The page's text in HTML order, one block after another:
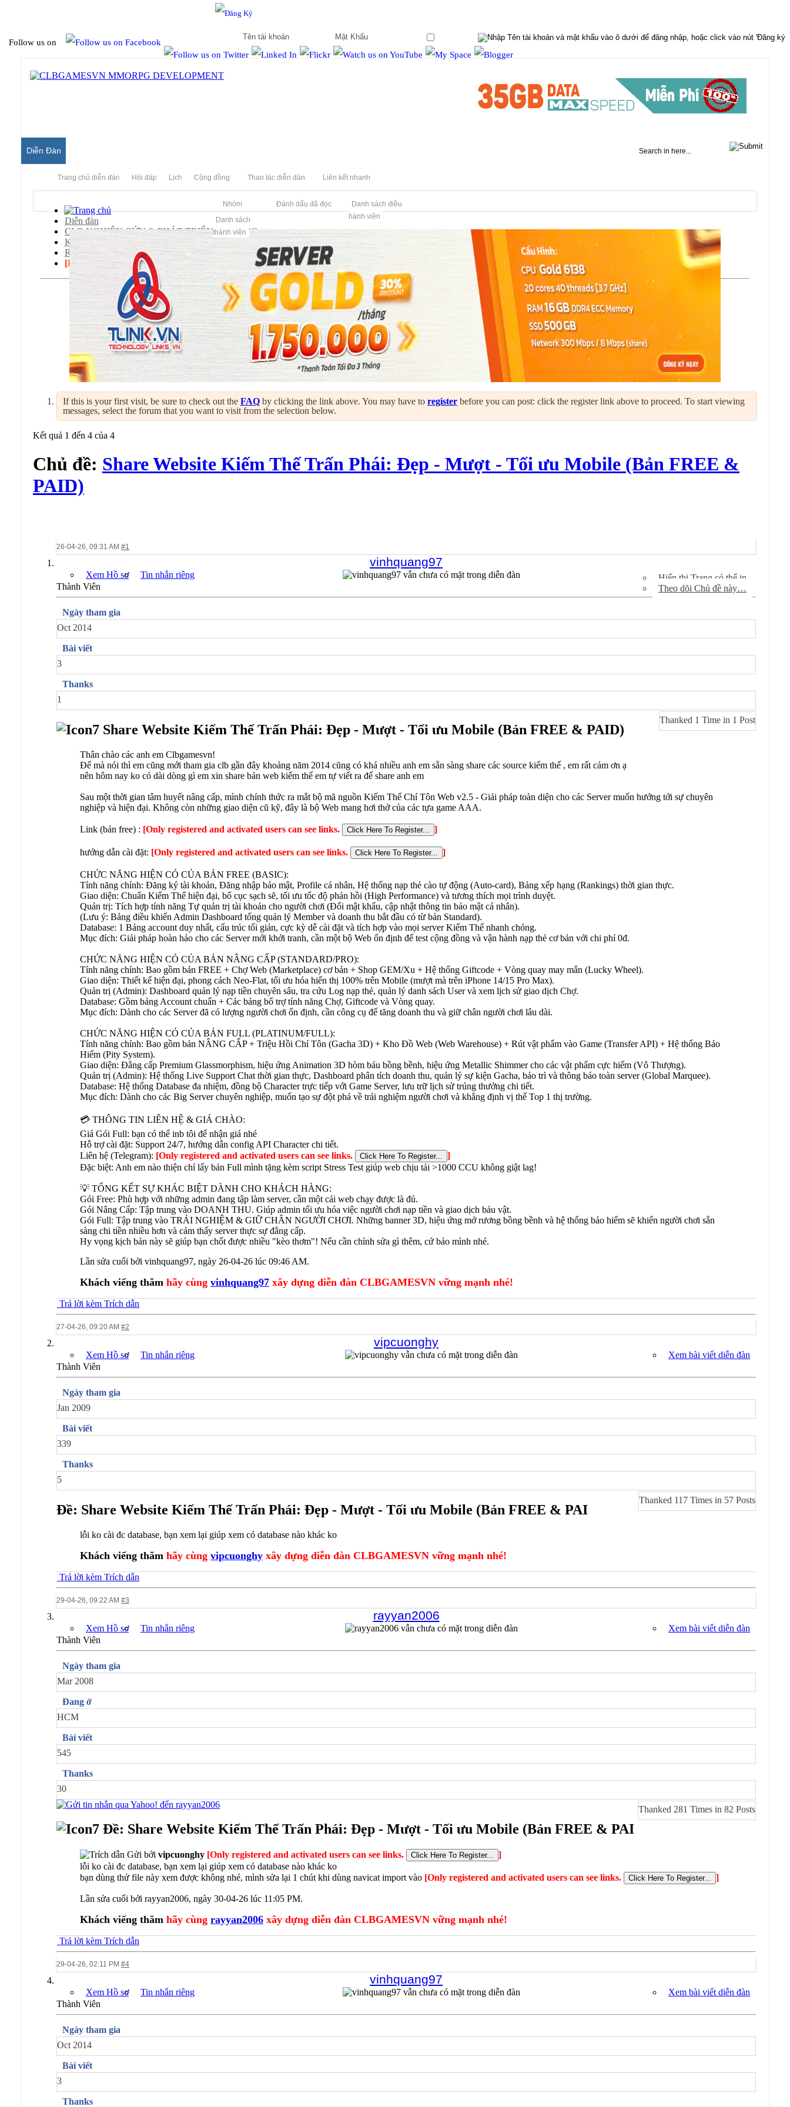
Follow us on
Diễn Đàn
Trang chủ diễn đàn Hỏi đáp Lịch Cộng đồng
Nhóm
Danh sách
thành viên
Thao tác diễn đàn
Đánh dấu đã đọc
Liên kết nhanh
Danh sách điều
hành viên
Diễn đàn
CLB NGHIÊN CỨU & PHÁT TRIỂN MMORPG
Kiếm Thế Server
Releases
[KT]
Share Website Kiếm Thế Trấn Phái: Đẹp - Mượt - Tối ưu Mobile (Bản FREE & PAID)
If this is your first visit, be sure to check out the FAQ by clicking the link above. You may have to register before you can post: click the register link above to proceed. To start viewing
messages, select the forum that you want to visit from the selection below.
Kết quả 1 đến 4 của 4
Chủ đề: Share Website Kiếm Thế Trấn Phái: Đẹp - Mượt - Tối ưu Mobile (Bản FREE &
PAID)
Hiển thị Trang có thể in
Theo dõi Chủ đề này…
26-04-26, 09:31 AM #1
vinhquang97
Xem Hồ sơ Xem bài viết diễn đàn
Tin nhắn riêng
Thành Viên
Ngày tham gia
Oct 2014
Bài viết
3
Thanks
1
Thanked 1 Time in 1 Post
Share Website Kiếm Thế Trấn Phái: Đẹp - Mượt - Tối ưu Mobile (Bản FREE & PAID)
Thân chào các anh em Clbgamesvn!
Để mà nói thì em cũng mới tham gia clb gần đây khoảng năm 2014 cũng có khá nhiều anh em sẵn sàng share các source kiếm thế , em rất cảm ơn ạ
nên hôm nay ko có dài dòng gì em xin share bản web kiếm thế em tự viết ra để share anh em
Sau một thời gian tâm huyết nâng cấp, mình chính thức ra mắt bộ mã nguồn Kiếm Thế Chí Tôn Web v2.5 - Giải pháp toàn diện cho các Server muốn hướng tới sự chuyên
nghiệp và hiện đại. Không còn những giao diện cũ kỹ, đây là bộ Web mang hơi thở của các tựa game AAA.
Link (bản free) : [Only registered and activated users can see links. ]
hướng dẫn cài đặt: [Only registered and activated users can see links. ]
CHỨC NĂNG HIỆN CÓ CỦA BẢN FREE (BASIC):
Tính năng chính: Đăng ký tài khoản, Đăng nhập bảo mật, Profile cá nhân, Hệ thống nạp thẻ cào tự động (Auto-card), Bảng xếp hạng (Rankings) thời gian thực.
Giao diện: Chuẩn Kiếm Thế hiện đại, bố cục sạch sẽ, tối ưu tốc độ phản hồi (High Performance) và tương thích mọi trình duyệt.
Quản trị: Tích hợp tính năng Tự quản trị tài khoản cho người chơi (Đổi mật khẩu, cập nhật thông tin bảo mật cá nhân).
(Lưu ý: Bảng điều khiển Admin Dashboard tổng quản lý Member và doanh thu bắt đầu có từ bản Standard).
Database: 1 Bảng account duy nhất, cấu trúc tối giản, cực kỳ dễ cài đặt và tích hợp vào mọi server Kiếm Thế nhanh chóng.
Mục đích: Giải pháp hoàn hảo cho các Server mới khởi tranh, cần một bộ Web ổn định để test cộng đồng và vận hành nạp thẻ cơ bản với chi phí 0đ.
CHỨC NĂNG HIỆN CÓ CỦA BẢN NÂNG CẤP (STANDARD/PRO):
Tính năng chính: Bao gồm bản FREE + Chợ Web (Marketplace) cơ bản + Shop GEM/Xu + Hệ thống Giftcode + Vòng quay may mắn (Lucky Wheel).
Giao diện: Thiết kế hiện đại, phong cách Neo-Flat, tối ưu hóa hiển thị 100% trên Mobile (mượt mà trên iPhone 14/15 Pro Max).
Quản trị (Admin): Dashboard quản lý nạp tiền chuyên sâu, tra cứu Log nạp thẻ, quản lý danh sách User và xem lịch sử giao dịch Chợ.
Database: Gồm bảng Account chuẩn + Các bảng bổ trợ tính năng Chợ, Giftcode và Vòng quay.
Mục đích: Dành cho các Server đã có lượng người chơi ổn định, cần công cụ để tăng doanh thu và giữ chân người chơi lâu dài.
CHỨC NĂNG HIỆN CÓ CỦA BẢN FULL (PLATINUM/FULL):
Tính năng chính: Bao gồm bản NÂNG CẤP + Triệu Hồi Chí Tôn (Gacha 3D) + Kho Đồ Web (Web Warehouse) + Rút vật phẩm vào Game (Transfer API) + Hệ thống Bảo
Hiểm (Pity System).
Giao diện: Đẳng cấp Premium Glassmorphism, hiệu ứng Animation 3D hòm báu bồng bềnh, hiệu ứng Metallic Shimmer cho các vật phẩm cực hiếm (Vô Thượng).
Quản trị (Admin): Hệ thống Live Support Chat thời gian thực, Dashboard phân tích doanh thu, quản lý sự kiện Gacha, bảo trì và thông báo toàn server (Global Marquee).
Database: Hệ thống Database đa nhiệm, đồng bộ Character trực tiếp với Game Server, lưu trữ lịch sử trúng thưởng chi tiết.
Mục đích: Dành cho các Big Server chuyên nghiệp, muốn tạo sự đột phá về trải nghiệm người chơi và khẳng định vị thế Top 1 thị trường.
💳 THÔNG TIN LIÊN HỆ & GIÁ CHÀO:
Giá Gói Full: bạn có thể inb tôi để nhận giá nhé
Hỗ trợ cài đặt: Support 24/7, hướng dẫn config API Character chi tiết.
Liên hệ (Telegram): [Only registered and activated users can see links.
]
Đặc biệt: Anh em nào thiện chí lấy bản Full mình tặng kèm script Stress Test giúp web chịu tải >1000 CCU không giật lag!
💡 TỔNG KẾT SỰ KHÁC BIỆT DÀNH CHO KHÁCH HÀNG:
Gói Free: Phù hợp với những admin đang tập làm server, cần một cái web chạy được là đủ.
Gói Nâng Cấp: Tập trung vào DOANH THU. Giúp admin tối ưu hóa việc người chơi nạp tiền và giao dịch báu vật.
Gói Full: Tập trung vào TRẢI NGHIỆM & GIỮ CHÂN NGƯỜI CHƠI. Những banner 3D, hiệu ứng mở rương bồng bềnh và hệ thống bảo hiểm sẽ khiến người chơi sẵn
sàng chi tiền nhiều hơn và cảm thấy server thực sự đẳng cấp.
Hy vọng kịch bản này sẽ giúp bạn chốt được nhiều "kèo thơm"! Nếu cần chỉnh sửa gì thêm, cứ bảo mình nhé.
Lần sửa cuối bởi vinhquang97, ngày 26-04-26 lúc 09:46 AM.
Khách viếng thăm hãy cùng vinhquang97 xây dựng diễn đàn CLBGAMESVN vững mạnh nhé!
Trả lời kèm Trích dẫn
27-04-26, 09:20 AM #2
vipcuonghy
Xem Hồ sơ Xem bài viết diễn đàn
Tin nhắn riêng
Thành Viên
Ngày tham gia
Jan 2009
Bài viết
339
Thanks
5
Thanked 117 Times in 57 Posts
Ðề: Share Website Kiếm Thế Trấn Phái: Đẹp - Mượt - Tối ưu Mobile (Bản FREE & PAI
lỗi ko cài đc database, bạn xem lại giúp xem có database nào khác ko
Khách viếng thăm hãy cùng vipcuonghy xây dựng diễn đàn CLBGAMESVN vững mạnh nhé!
Trả lời kèm Trích dẫn
29-04-26, 09:22 AM #3
rayyan2006
Xem Hồ sơ Xem bài viết diễn đàn
Tin nhắn riêng
Thành Viên
Ngày tham gia
Mar 2008
Đang ở
HCM
Bài viết
545
Thanks
30
Thanked 281 Times in 82 Posts
Ðề: Share Website Kiếm Thế Trấn Phái: Đẹp - Mượt - Tối ưu Mobile (Bản FREE & PAI
Gửi bởi vipcuonghy [Only registered and activated users can see links.
]
lỗi ko cài đc database, bạn xem lại giúp xem có database nào khác ko
bạn dùng thử file này xem được không nhé, mình sửa lại 1 chút khi dùng navicat import vào [Only registered and activated users can see links. ]
Lần sửa cuối bởi rayyan2006, ngày 30-04-26 lúc 11:05 PM.
Khách viếng thăm hãy cùng rayyan2006 xây dựng diễn đàn CLBGAMESVN vững mạnh nhé!
Trả lời kèm Trích dẫn
29-04-26, 02:11 PM #4
vinhquang97
Xem Hồ sơ Xem bài viết diễn đàn
Tin nhắn riêng
Thành Viên
Ngày tham gia
Oct 2014
Bài viết
3
Thanks